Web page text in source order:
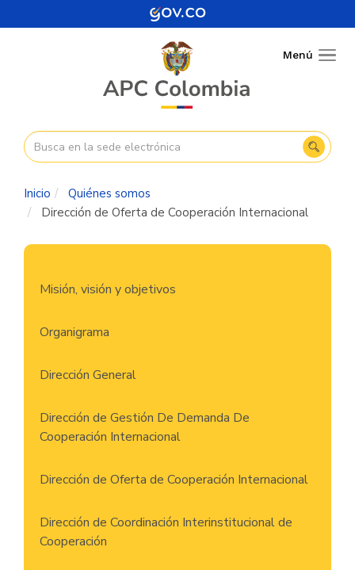
al
Menú
Inicio
Quiénes somos
Dirección de Oferta de Cooperación Internacional
principal
Misión, visión y objetivos
Organigrama
Dirección General
Dirección de Gestión De Demanda De
Cooperación Internacional
Dirección de Oferta de Cooperación Internacional
Dirección de Coordinación Interinstitucional de
Cooperación